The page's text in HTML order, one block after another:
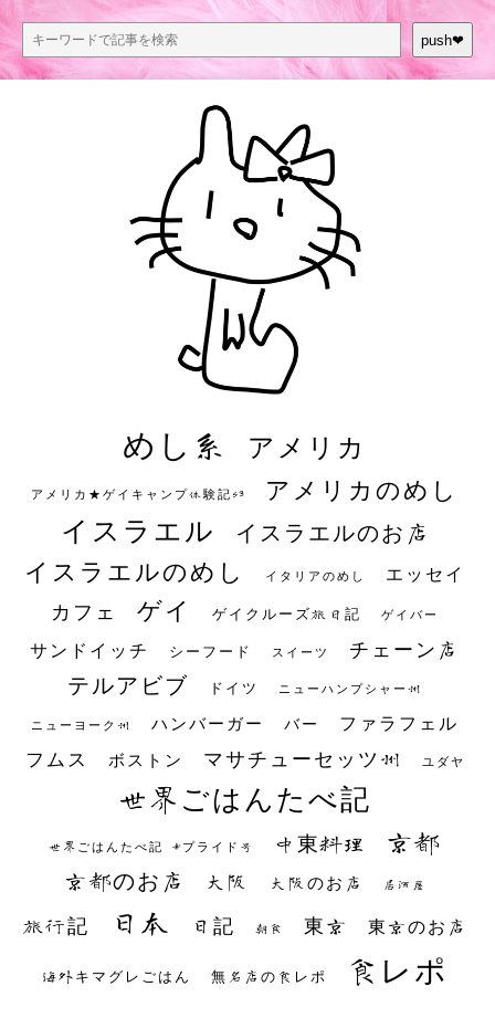
push❤︎
めし系 アメリカ
アメリカ★ゲイキャンプ体験記S3 アメリカのめし
イスラエル イスラエルのお店
イスラエルのめし イタリアのめし エッセイ
カフェ ゲイ ゲイクルーズ旅日記 ゲイバー
サンドイッチ シーフード スイーツ チェーン店
テルアビブ ドイツ ニューハンプシャー州
ニューヨーク州 ハンバーガー バー ファラフェル
フムス ボストン マサチューセッツ州 ユダヤ
世界ごはんたべ記
世界ごはんたべ記 #プライド号 中東料理 京都
京都のお店 大阪 大阪のお店 居酒屋
旅行記 日本 日記 朝食 東京 東京のお店
海外キマグレごはん 無名店の食レポ 食レポ